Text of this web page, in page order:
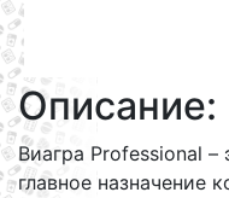
Описание:
Виагра Professional –
главное назначение